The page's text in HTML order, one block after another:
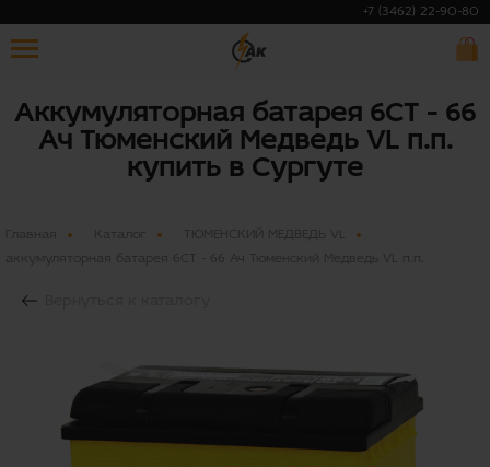
+7 (3462) 22-90-80
Аккумуляторная батарея 6СТ - 66
Ач Тюменский Медведь VL п.п.
купить в Сургуте
Главная
ТЮМЕНСКИЙ МЕДВЕДЬ VL
аккумуляторная батарея 6СТ - 66 Ач Тюменский Медведь VL п.п.